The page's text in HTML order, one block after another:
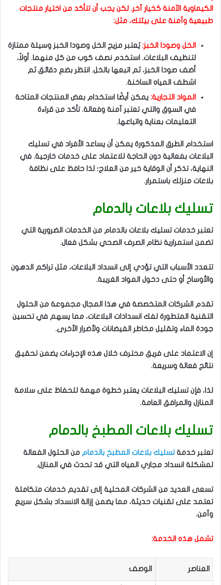
الكيماوية الآمنة كخيار آخر. لكن يجب أن تتأكد من اختيار منتجات
طبيعية وآمنة على بيئتك، مثل:
الخل وصودا الخبز:يُعتبر مزيج الخل وصودا الخبز وسيلة ممتازة
لتنظيف البلاعات. استخدم نصف كوب من كل منهما. أولاً،
أضف صودا الخبز، ثم اتبعها بالخل. انتظر بضع دقائق ثم
اشطف المياه الساخنة.
المواد التجارية: يمكن أيضًا استخدام بعض المنتجات المتاحة
في السوق والتي تعتبر آمنة وفعالة. تأكد من قراءة
التعليمات بعناية واتباعها.
استخدام الطرق المذكورة يمكن أن يساعد الأفراد في تسليك
البلاعات بفعالية دون الحاجة للاعتماد على خدمات خارجية. في
النهاية، تذكر أن الوقاية خير من العلاج؛ لذا حافظ على نظافة
بلاعات منزلك باستمرار.
تسليك بلاعات بالدمام
تعتبر خدمات تسليك بلاعات بالدمام من الخدمات الضرورية التي
تضمن استمرارية نظام الصرف الصحي بشكل فعال.
تتعدد الأسباب التي تؤدي إلى انسداد البلاعات، مثل تراكم الدهون
والأوساخ أو حتى دخول المواد الغريبة.
تقدم الشركات المتخصصة في هذا المجال مجموعة من الحلول
التقنية المتطورة لفك انسدادات البلاعات، مما يسهم في تحسين
جودة الماء وتقليل مخاطر الفيضانات ولأضرار الأخرى.
إن الاعتماد على فريق محترف خلال هذه الإجراءات يضمن تحقيق
نتائج فعالة وسريعة.
لذا، فإن تسليك البلاعات يعتبر خطوة مهمة للحفاظ على سلامة
المنازل والمرافق العامة.
تسليك بلاعات المطبخ بالدمام
تعتبر خدمةتسليك بلاعات المطبخ بالدمام من الحلول الفعالة
لمشكلة انسداد مجاري المياه التي قد تحدث في المنازل.
تسعى العديد من الشركات المحلية إلى تقديم خدمات متكاملة
تعتمد على تقنيات حديثة، مما يضمن إزالة الانسداد بشكل سريع
وآمن.
تشمل هذه الخدمة:
العناصر الوصف